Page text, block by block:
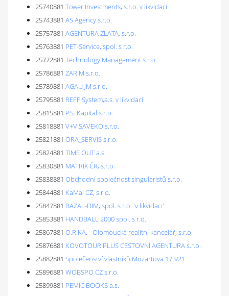
25740881 Tower Investments, s.r.o. v likvidaci
25743881 AS Agency s.r.o.
25757881 AGENTURA ZLATA, s.r.o.
25763881 PET-Service, spol. s r.o.
25772881 Technology Management s.r.o.
25786881 ZARIM s.r.o.
25789881 AGAU JM s.r.o.
25795881 REFF System,a.s. v likvidaci
25815881 P.S. Kapital s.r.o.
25818881 V+V SAVEKO s.r.o.
25821881 ORA_SERVIS s.r.o.
25824881 TIME OUT a.s.
25830881 MATRIX ČR, s.r.o.
25838881 Obchodní společnost singularistů s.r.o.
25844881 KaMai CZ, s.r.o.
25847881 BAZAL-DIM, spol. s r.o. 'v likvidaci'
25853881 HANDBALL 2000 spol. s r.o.
25867881 O.R.KA. - Olomoucká realitní kancelář, s.r.o.
25876881 KOVOTOUR PLUS CESTOVNÍ AGENTURA s.r.o.
25882881 Společenství vlastníků Mozartova 173/21
25896881 WOBSPO CZ s.r.o.
25899881 PEMIC BOOKS a.s.